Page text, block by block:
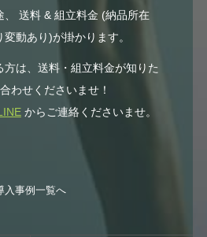
送料 & 組立料金 (納品所在
動あり)が掛かります。
方は、送料・組立料金が知りた
わせくださいませ！
からご連絡くださいませ。
入事例一覧へ